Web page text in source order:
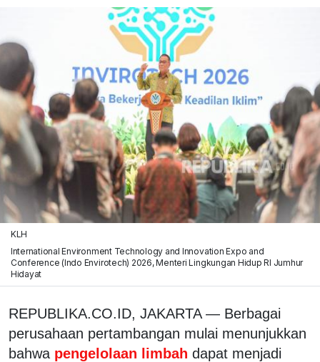
KLH
International Environment Technology and Innovation Expo and
Conference (Indo Envirotech) 2026, Menteri Lingkungan Hidup RI Jumhur
Hidayat
REPUBLIKA.CO.ID, JAKARTA — Berbagai
perusahaan pertambangan mulai menunjukkan
bahwa pengelolaan limbah dapat menjadi